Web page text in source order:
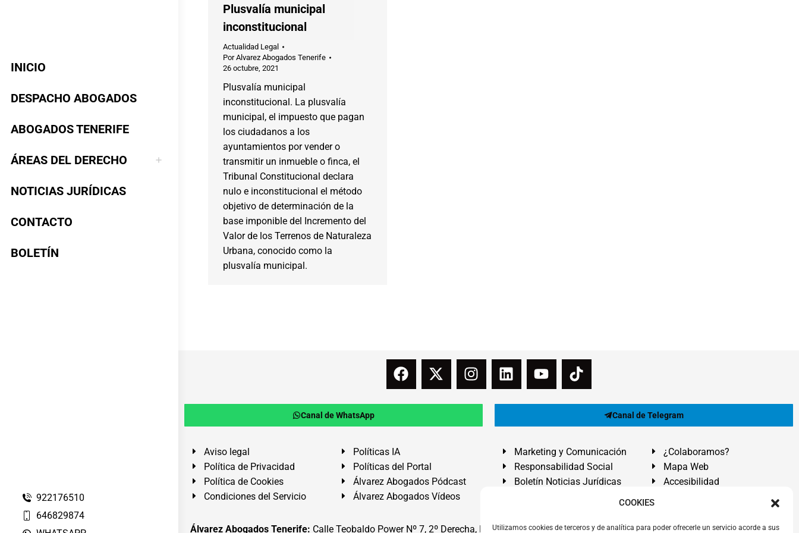
COOKIES
Utilizamos cookies de terceros y de analítica para poder ofrecerle un servicio acorde a sus
INICIO
DESPACHO ABOGADOS
ABOGADOS TENERIFE
ÁREAS DEL DERECHO
NOTICIAS JURÍDICAS
CONTACTO
BOLETÍN
922176510
646829874
Plusvalía municipal
inconstitucional
Actualidad Legal
PorAlvarez Abogados Tenerife
26 octubre, 2021
Plusvalía municipal
inconstitucional. La plusvalía
municipal, el impuesto que pagan
los ciudadanos a los
ayuntamientos por vender o
transmitir un inmueble o finca, el
Tribunal Constitucional declara
nulo e inconstitucional el método
objetivo de determinación de la
base imponible del Incremento del
Valor de los Terrenos de Naturaleza
Urbana, conocido como la
plusvalía municipal.
Canal de WhatsApp Canal de Telegram
Aviso legal
Política de Privacidad
Política de Cookies
Condiciones del Servicio
Políticas IA
Políticas del Portal
Álvarez Abogados Pódcast
Álvarez Abogados Vídeos
Marketing y Comunicación
Responsabilidad Social
Boletín Noticias Jurídicas
¿Colaboramos?
Mapa Web
Accesibilidad
Álvarez Abogados Tenerife: Calle Teobaldo Power Nº 7, 2º Derecha, El Médano, Granadilla de Abona, Santa Cruz de Tenerife. Islas Canarias.